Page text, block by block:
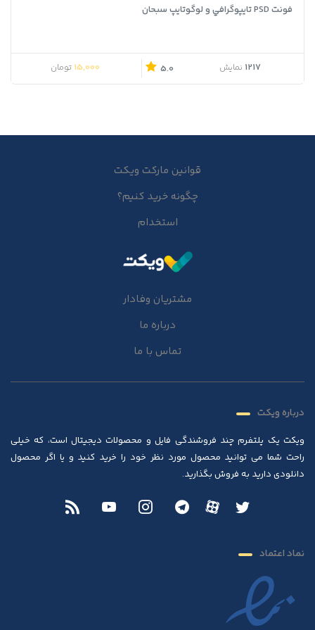
فونت PSD تايپوگرافي و لوگوتايپ سبحان
1217 نمایش 5.0
15,000 تومان
قوانین مارکت ویکت
چگونه خرید کنیم؟
استخدام
مشتریان وفادار
درباره ما
تماس با ما
درباره ویکت
ویکت یک پلتفرم چند فروشندگی فایل و محصولات دیجیتال است، که خیلی
راحت شما می توانید محصول مورد نظر خود را خرید کنید و یا اگر محصول
دانلودی دارید به فروش بگذارید.
نماد اعتماد